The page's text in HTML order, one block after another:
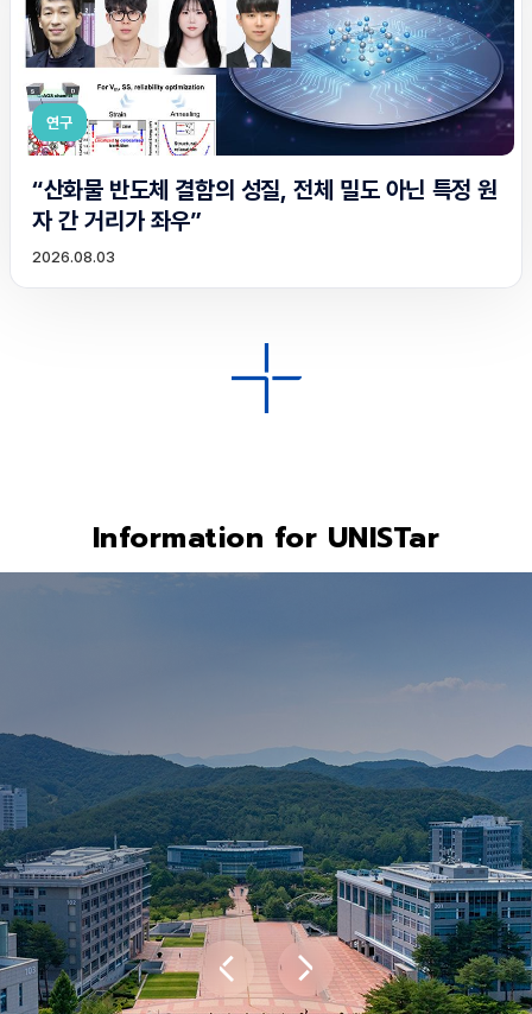
연구
“산화물 반도체 결함의 성질, 전체 밀도 아닌 특정 원
자 간 거리가 좌우”
2026.08.03
Information for UNISTar